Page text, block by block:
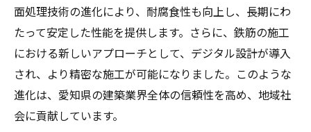
鉄筋の環境配慮が愛知県の持続可能な建築を支
える
愛知県におけるエコ鉄筋の活用事例
鉄筋の環境負荷低減への取り組み
持続可能な建築を目指す鉄筋技術
リサイクル可能な鉄筋と愛知県の未来
面処理技術の進化により、耐腐食性も向上し、長期にわ
たって安定した性能を提供します。さらに、鉄筋の施工
における新しいアプローチとして、デジタル設計が導入
され、より精密な施工が可能になりました。このような
進化は、愛知県の建築業界全体の信頼性を高め、地域社
会に貢献しています。